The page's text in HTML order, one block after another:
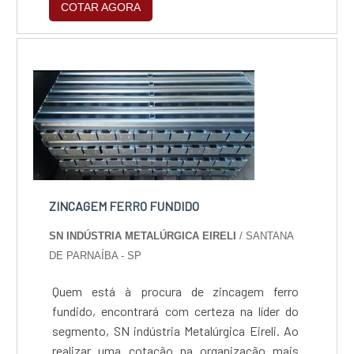
suporte de especialistas para sanar eventuais
dúvidas.ZINCAGEM PREÇO JUSTO E
acessível em uma empresa que preza pela
segurança, encontra na internet a SN indús...
COTAR AGORA
ZINCAGEM FERRO FUNDIDO
SN INDÚSTRIA METALÚRGICA EIRELI/ SANTANA
DE PARNAÍBA - SP
Quem está à procura de zincagem ferro
fundido, encontrará com certeza na líder do
segmento, SN indústria Metalúrgica Eireli. Ao
realizar uma cotação na organização mais